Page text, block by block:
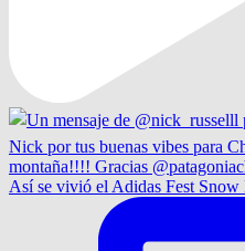
Así se vivió el Adidas Fest